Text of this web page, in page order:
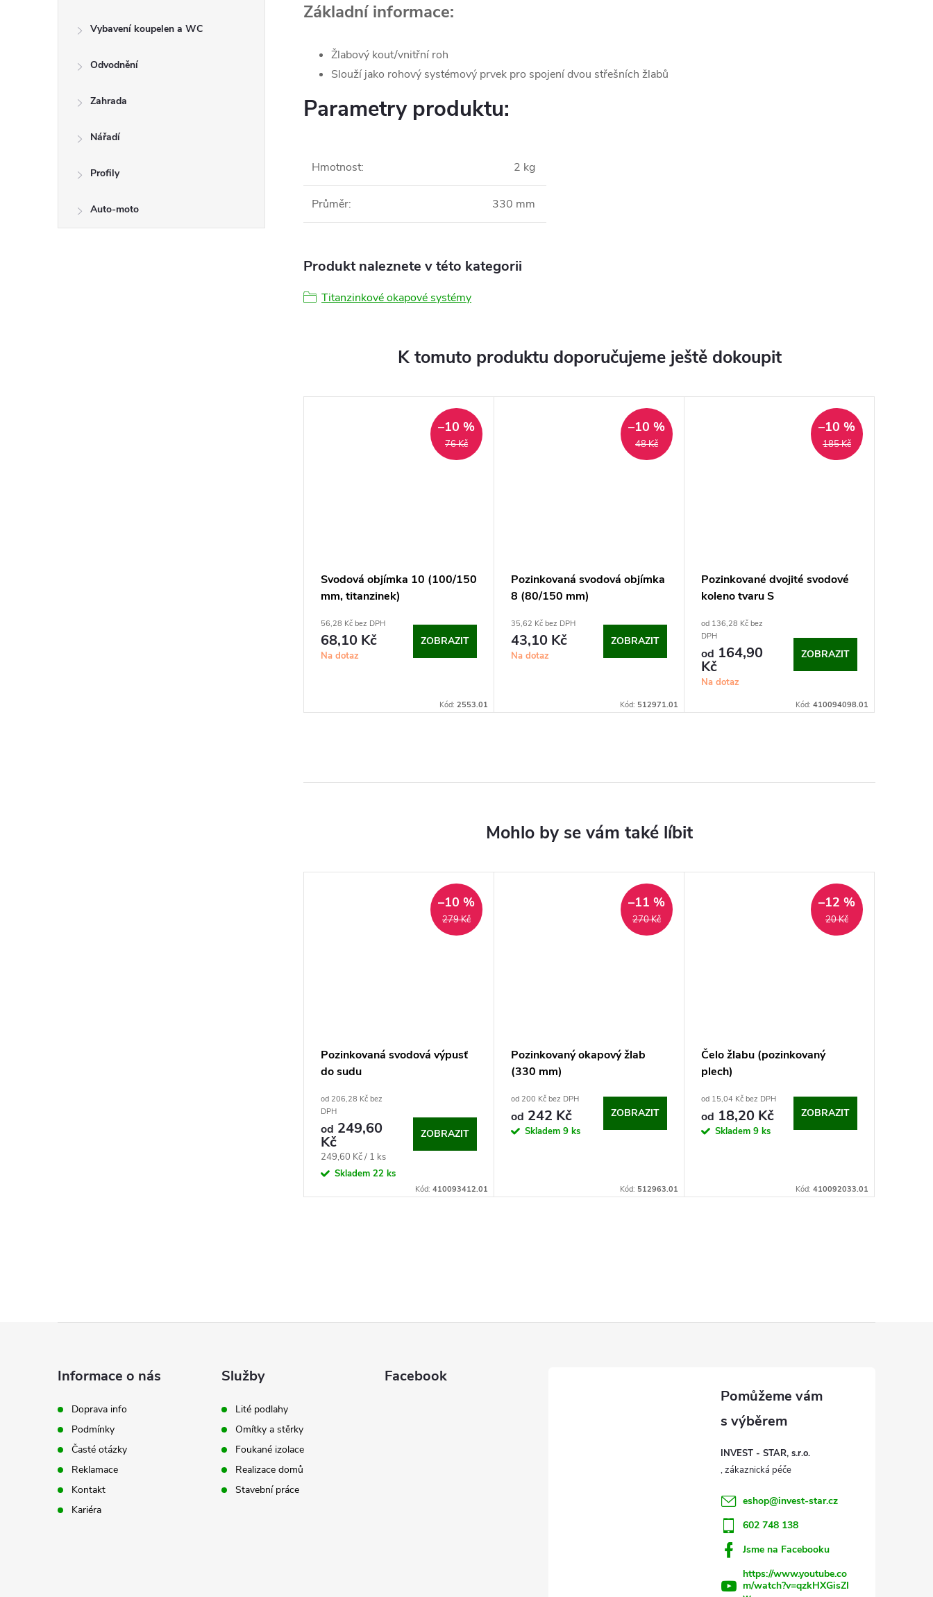
Vybavení koupelen a WC
Odvodnění
Zahrada
Nářadí
Profily
Auto-moto
Základní informace:
Žlabový kout/vnitřní roh
Slouží jako rohový systémový prvek pro spojení dvou střešních žlabů
Parametry produktu:
Hmotnost: 2 kg
Průměr: 330 mm
Produkt naleznete v této kategorii
Titanzinkové okapové systémy
K tomuto produktu doporučujeme ještě dokoupit
76 Kč
–10 %
Svodová objímka 10 (100/150
mm, titanzinek)
56,28 Kč bez DPH
68,10 Kč
Na dotaz
ZOBRAZIT
Kód: 2553.01
48 Kč
–10 %
Pozinkovaná svodová objímka
8 (80/150 mm)
35,62 Kč bez DPH
43,10 Kč
Na dotaz
ZOBRAZIT
Kód: 512971.01
185 Kč
–10 %
Pozinkované dvojité svodové
koleno tvaru S
od 136,28 Kč bez
DPH
od 164,90
Kč
Na dotaz
ZOBRAZIT
Kód: 410094098.01
279 Kč
–10 %
Pozinkovaná svodová výpusť
do sudu
od 206,28 Kč bez
DPH
od 249,60
Kč
Měrná
cena:
249,60 Kč / 1 ks
Skladem 22 ks
ZOBRAZIT
Kód: 410093412.01
270 Kč
–11 %
Pozinkovaný okapový žlab
(330 mm)
od 200 Kč bez DPH
od 242 Kč
Skladem 9 ks
ZOBRAZIT
Kód: 512963.01
20 Kč
–12 %
Čelo žlabu (pozinkovaný
plech)
od 15,04 Kč bez DPH
od 18,20 Kč
Skladem 9 ks
ZOBRAZIT
Kód: 410092033.01
Informace o nás
Doprava info
Podmínky
Časté otázky
Reklamace
Kontakt
Kariéra
Služby
Lité podlahy
Omítky a stěrky
Foukané izolace
Realizace domů
Stavební práce
Facebook
INVEST - STAR, s.r.o.
eshop@invest-star.cz
602 748 138
Jsme na Facebooku
https://www.youtube.co
m/watch?v=qzkHXGisZI